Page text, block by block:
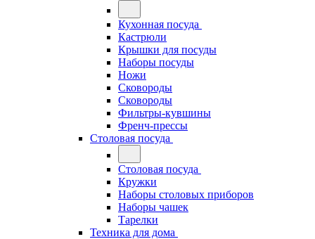
Кухонная посуда
Кастрюли
Крышки для посуды
Наборы посуды
Ножи
Сковороды
Сковороды
Фильтры-кувшины
Френч-прессы
Столовая посуда
Столовая посуда
Кружки
Наборы столовых приборов
Наборы чашек
Тарелки
Техника для дома